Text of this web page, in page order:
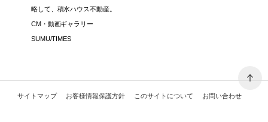
略して、積水ハウス不動産。
CM・動画ギャラリー
SUMU/TIMES
サイトマップ お客様情報保護方針 このサイトについて お問い合わせ